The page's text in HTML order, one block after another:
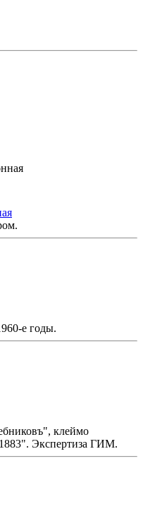
е годы.
клеймо
Экспертиза ГИМ.